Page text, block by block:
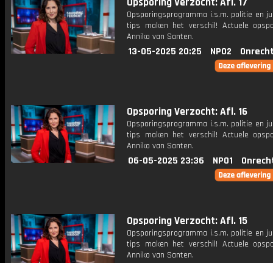
Opsporingsprogramma i.s.m. politie en
tips maken het verschil! Actuele
Anniko van Santen.
13-05-2025 20:25 NPO2
Opsporing Verzocht: Afl. 16
Opsporingsprogramma i.s.m. politie en
tips maken het verschil! Actuele
Anniko van Santen.
06-05-2025 23:36 NPO1
Opsporing Verzocht: Afl. 15
Opsporingsprogramma i.s.m. politie en
tips maken het verschil! Actuele
Anniko van Santen.